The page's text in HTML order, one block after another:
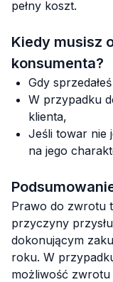
pełny koszt.
Kiedy musisz
konsumenta?
Gdy
W przypadku
klienta,
Jeśli towar nie
na jego
Prawo do zwrotu
przyczyny
dokonującym
roku. W
możliwość